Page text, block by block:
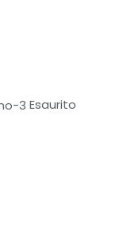
Esaurito